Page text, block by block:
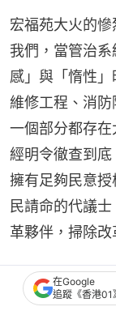
宏福苑大火的
我們，當管治
感」與「惰性
維修工程、消
一個部分都存
經明令徹查到
擁有足夠民意
民請命的代議
革夥伴，掃除改
特區治理改革
籬」所構成的「
在Google
追蹤《香港01